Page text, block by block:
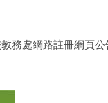
務處網路註冊網頁公